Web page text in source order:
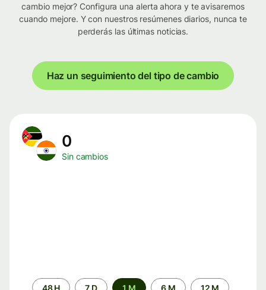
cambio mejor? Configura una alerta ahora y te avisaremos
cuando mejore. Y con nuestros resúmenes diarios, nunca te
perderás las últimas noticias.
Haz un seguimiento del tipo de cambio
0
Sin cambios
Periodo48 H 7 D 1 M 6 M 12 M